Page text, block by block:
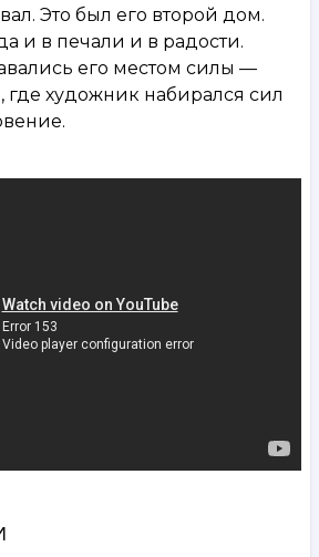
Это был его второй дом.
и в печали и в радости.
его местом силы —
где художник набирался сил